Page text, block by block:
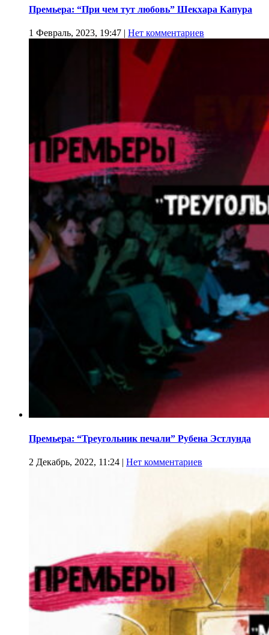
Премьера: “При чем тут любовь” Шекхара Капура
1 Февраль, 2023, 19:47 | Нет комментариев
Премьера: “Треугольник печали” Рубена Эстлунда
2 Декабрь, 2022, 11:24 | Нет комментариев